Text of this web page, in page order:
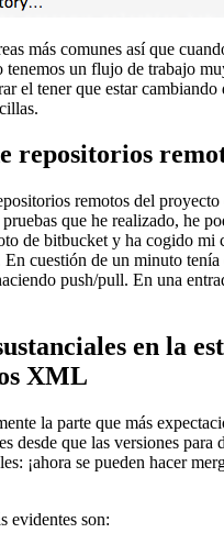
más comunes así que
tenemos un flujo de trabajo
el tener que estar cambiando
repositorios
remotos del proyecto
que he realizado, he
de bitbucket y ha cogido mi
En cuestión de un minuto
push/pull. En una
en la
XML
la parte que más
desde que las versiones para
¡ahora se pueden hacer
evidentes son: